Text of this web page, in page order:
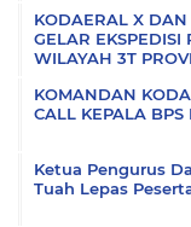
KODAERAL X
GELAR EKSPEDISI
WILAYAH 3T
KOMANDAN
CALL KEPALA BPS
Ketua Pengurus
Tuah Lepas